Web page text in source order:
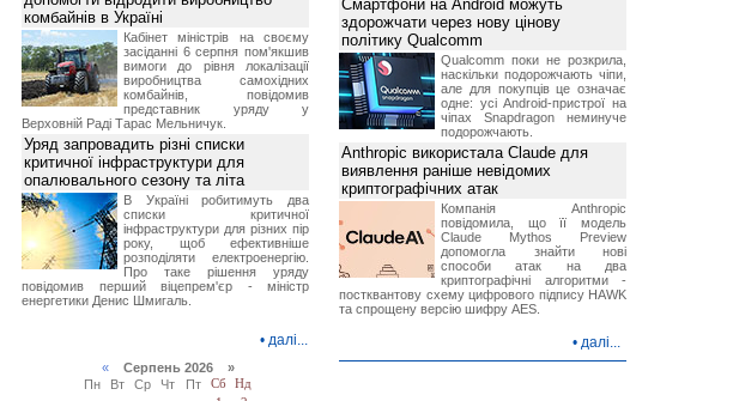
комбайнів в Україні
Кабінет міністрів на своєму
засіданні 6 серпня пом'якшив
вимоги до рівня локалізації
виробництва самохідних
комбайнів, повідомив
представник уряду у
Верховній Раді Тарас Мельничук.
Уряд запровадить різні списки
критичної інфраструктури для
опалювального сезону та літа
В Україні робитимуть два
списки критичної
інфраструктури для різних пір
року, щоб ефективніше
розподіляти електроенергію.
Про таке рішення уряду
повідомив перший віцепрем'єр - міністр
енергетики Денис Шмигаль.
• далі...
«Серпень 2026 »
Пн
Вт Ср Чт Пт Сб
Нд
Смартфони на Android можуть
здорожчати через нову цінову
політику Qualcomm
Qualcomm поки не розкрила,
наскільки подорожчають чіпи,
але для покупців це означає
одне: усі Android-пристрої на
чіпах Snapdragon неминуче
подорожчають.
Anthropic використала Claude для
виявлення раніше невідомих
криптографічних атак
Компанія Anthropic
повідомила, що її модель
Claude Mythos Preview
допомогла знайти нові
способи атак на два
криптографічні алгоритми -
постквантову схему цифрового підпису HAWK
та спрощену версію шифру AES.
• далі...